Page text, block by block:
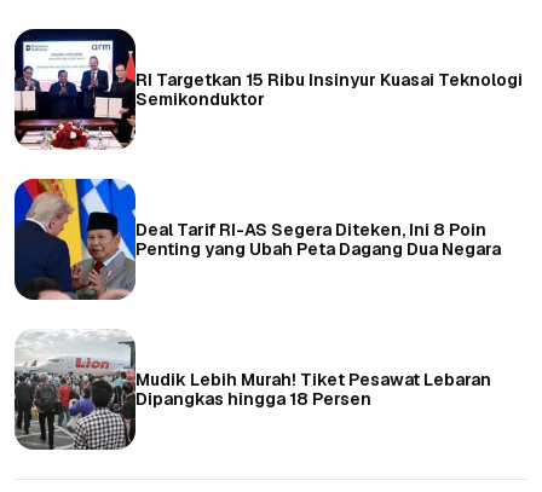
RI Targetkan 15 Ribu Insinyur Kuasai Teknologi
Semikonduktor
Deal Tarif RI-AS Segera Diteken, Ini 8 Poin
Penting yang Ubah Peta Dagang Dua Negara
Mudik Lebih Murah! Tiket Pesawat Lebaran
Dipangkas hingga 18 Persen